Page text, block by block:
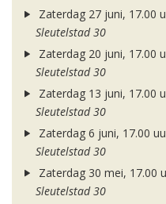
Zaterdag 27 juni, 17.00
Sleutelstad 30
Zaterdag 20 juni, 17.00
Sleutelstad 30
Zaterdag 13 juni, 17.00
Sleutelstad 30
Zaterdag 6 juni, 17.00
Sleutelstad 30
Zaterdag 30 mei, 17.00
Sleutelstad 30